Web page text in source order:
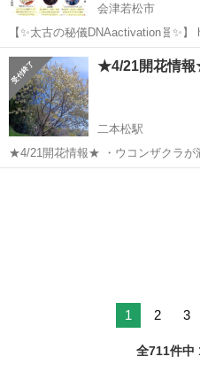
会津若松市
【✨太古の秘儀DNAactivation🧬✨
uid=672 眠っていた才能、本質が動き出し あなたがまだ知らない！ 体
験した事のない未知の可能性 その
福島 会津若松市 その他
★4/21開花情報
二本松駅
★4/21開花情報★ ・ウコンザクラが
す ・ツツジが咲き始めそうです ・枝
1 2 3
全711件中